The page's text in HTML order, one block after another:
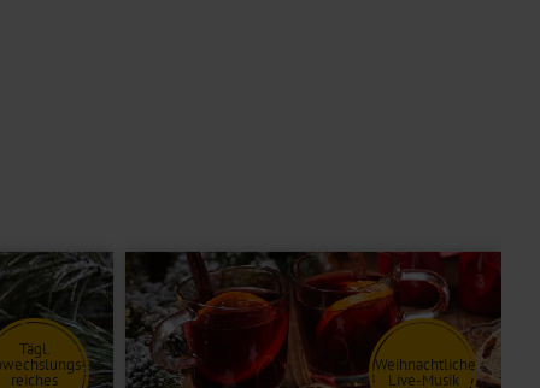
Tägl.
reiches
Weihnachtliche
Live-Musik